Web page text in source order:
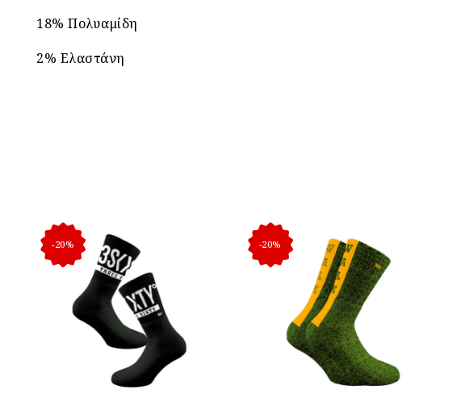
18% Πολυαμίδη
2% Ελαστάνη
-20% -20%